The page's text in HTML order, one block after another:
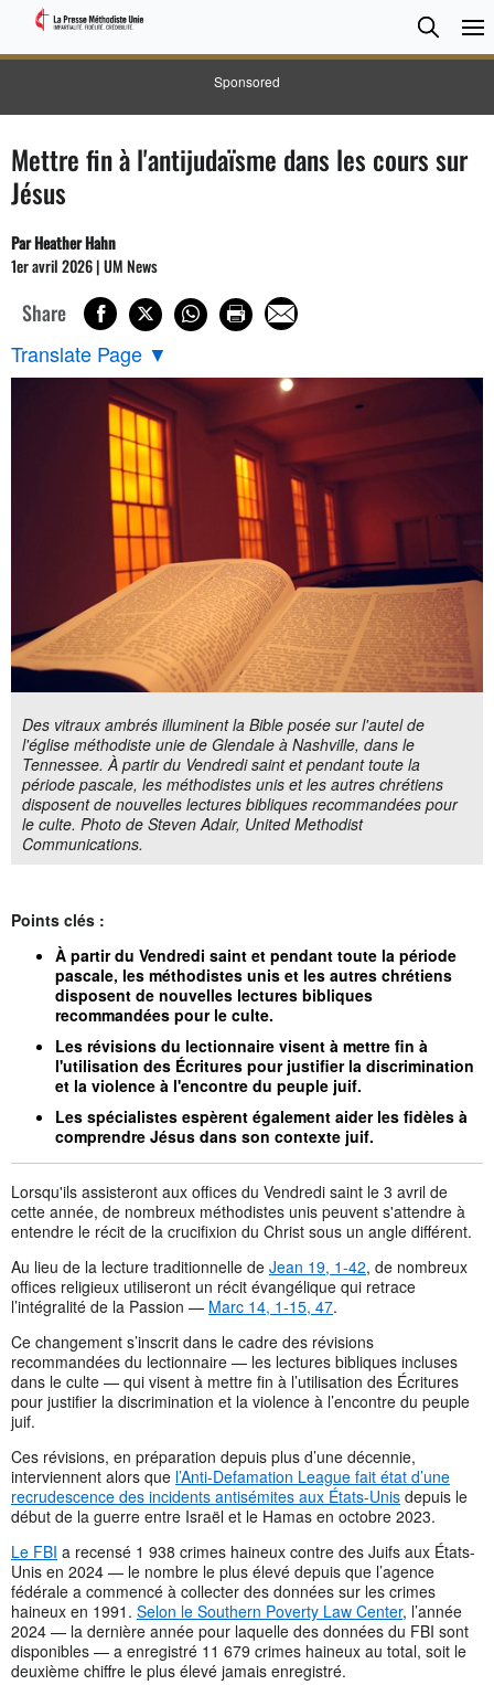
Sponsored
Search
Mettre fin à l'antijudaïsme dans les cours sur
Jésus
Par Heather Hahn
1er avril 2026 | UM News
Share
Translate Page ▼
Des vitraux ambrés illuminent la Bible posée sur l'autel de
l'église méthodiste unie de Glendale à Nashville, dans le
Tennessee. À partir du Vendredi saint et pendant toute la
période pascale, les méthodistes unis et les autres chrétiens
disposent de nouvelles lectures bibliques recommandées pour
le culte. Photo de Steven Adair, United Methodist
Communications.
Points clés :
À partir du Vendredi saint et pendant toute la période
pascale, les méthodistes unis et les autres chrétiens
disposent de nouvelles lectures bibliques
recommandées pour le culte.
Les révisions du lectionnaire visent à mettre fin à
l'utilisation des Écritures pour justifier la discrimination
et la violence à l'encontre du peuple juif.
Les spécialistes espèrent également aider les fidèles à
comprendre Jésus dans son contexte juif.
Lorsqu'ils assisteront aux offices du Vendredi saint le 3 avril de
cette année, de nombreux méthodistes unis peuvent s'attendre à
entendre le récit de la crucifixion du Christ sous un angle différent.
Au lieu de la lecture traditionnelle de Jean 19, 1-42, de nombreux
offices religieux utiliseront un récit évangélique qui retrace
l’intégralité de la Passion — Marc 14, 1-15, 47.
Ce changement s’inscrit dans le cadre des révisions
recommandées du lectionnaire — les lectures bibliques incluses
dans le culte — qui visent à mettre fin à l’utilisation des Écritures
pour justifier la discrimination et la violence à l’encontre du peuple
juif.
Ces révisions, en préparation depuis plus d’une décennie,
interviennent alors que l’Anti-Defamation League fait état d’une
recrudescence des incidents antisémites aux États-Unis depuis le
début de la guerre entre Israël et le Hamas en octobre 2023.
Le FBI a recensé 1 938 crimes haineux contre des Juifs aux États-
Unis en 2024 — le nombre le plus élevé depuis que l’agence
fédérale a commencé à collecter des données sur les crimes
haineux en 1991. Selon le Southern Poverty Law Center, l’année
2024 — la dernière année pour laquelle des données du FBI sont
disponibles — a enregistré 11 679 crimes haineux au total, soit le
deuxième chiffre le plus élevé jamais enregistré.